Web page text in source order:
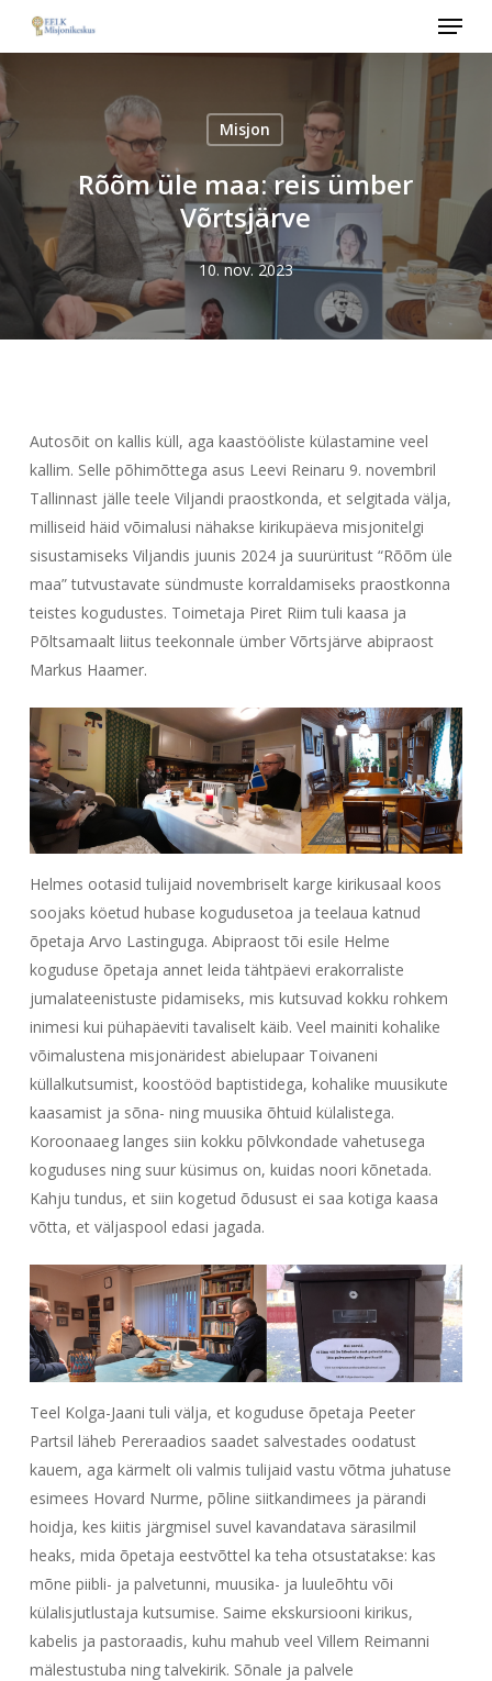
main
Menu
Misjon
Rõõm üle maa: reis ümber
Võrtsjärve
10. nov. 2023
Autosõit on kallis küll, aga kaastööliste külastamine veel
kallim. Selle põhimõttega asus Leevi Reinaru 9. novembril
Tallinnast jälle teele Viljandi praostkonda, et selgitada välja,
milliseid häid võimalusi nähakse kirikupäeva misjonitelgi
sisustamiseks Viljandis juunis 2024 ja suurüritust “Rõõm üle
maa” tutvustavate sündmuste korraldamiseks praostkonna
teistes kogudustes. Toimetaja Piret Riim tuli kaasa ja
Põltsamaalt liitus teekonnale ümber Võrtsjärve abipraost
Markus Haamer.
Helmes ootasid tulijaid novembriselt karge kirikusaal koos
soojaks köetud hubase kogudusetoa ja teelaua katnud
õpetaja Arvo Lastinguga. Abipraost tõi esile Helme
koguduse õpetaja annet leida tähtpäevi erakorraliste
jumalateenistuste pidamiseks, mis kutsuvad kokku rohkem
inimesi kui pühapäeviti tavaliselt käib. Veel mainiti kohalike
võimalustena misjonäridest abielupaar Toivaneni
küllalkutsumist, koostööd baptistidega, kohalike muusikute
kaasamist ja sõna- ning muusika õhtuid külalistega.
Koroonaaeg langes siin kokku põlvkondade vahetusega
koguduses ning suur küsimus on, kuidas noori kõnetada.
Kahju tundus, et siin kogetud õdusust ei saa kotiga kaasa
võtta, et väljaspool edasi jagada.
Teel Kolga-Jaani tuli välja, et koguduse õpetaja Peeter
Partsil läheb Pereraadios saadet salvestades oodatust
kauem, aga kärmelt oli valmis tulijaid vastu võtma juhatuse
esimees Hovard Nurme, põline siitkandimees ja pärandi
hoidja, kes kiitis järgmisel suvel kavandatava särasilmil
heaks, mida õpetaja eestvõttel ka teha otsustatakse: kas
mõne piibli- ja palvetunni, muusika- ja luuleõhtu või
külalisjutlustaja kutsumise. Saime ekskursiooni kirikus,
kabelis ja pastoraadis, kuhu mahub veel Villem Reimanni
mälestustuba ning talvekirik. Sõnale ja palvele